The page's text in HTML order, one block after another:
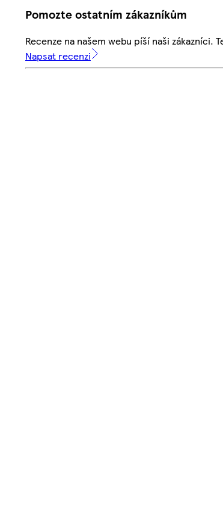
Pomozte ostatním zákazníkům
Recenze na našem webu píší naši zákazníci.
Napsat recenzi